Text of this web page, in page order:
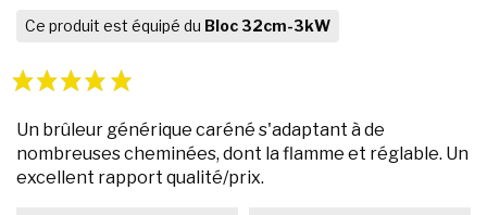
Ce produit est équipé du Bloc 32cm-3kW
Un brûleur générique caréné s'adaptant à de
nombreuses cheminées, dont la flamme et réglable. Un
excellent rapport qualité/prix.